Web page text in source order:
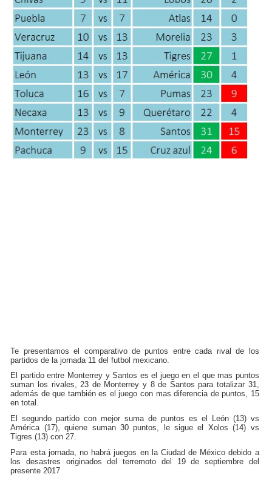
Te presentamos el comparativo de puntos entre cada rival de los
partidos de la jornada 11 del futbol mexicano.
El partido entre Monterrey y Santos es el juego en el que mas puntos
suman los rivales, 23 de Monterrey y 8 de Santos para totalizar 31,
además de que también es el juego con mas diferencia de puntos, 15
en total.
El segundo partido con mejor suma de puntos es el León (13) vs
América (17), quiene suman 30 puntos, le sigue el Xolos (14) vs
Tigres (13) con 27.
Para esta jornada, no habrá juegos en la Ciudad de México debido a
los desastres originados del terremoto del 19 de septiembre del
presente 2017